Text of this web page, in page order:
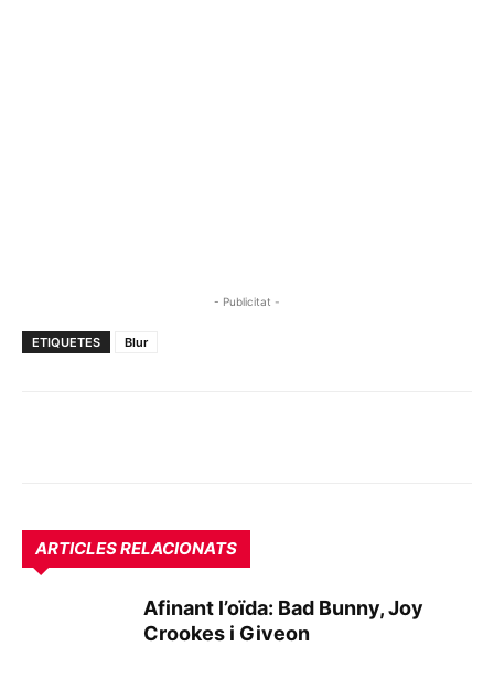
- Publicitat -
ETIQUETES Blur
ARTICLES RELACIONATS
Afinant l’oïda: Bad Bunny, Joy
Crookes i Giveon